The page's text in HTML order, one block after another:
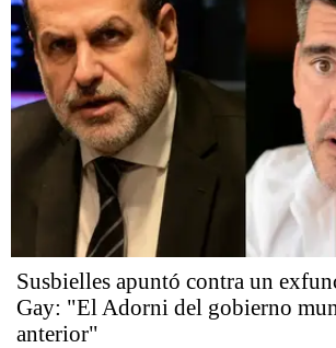
Susbielles apuntó contra un
Gay: "El Adorni del gobierno
anterior"